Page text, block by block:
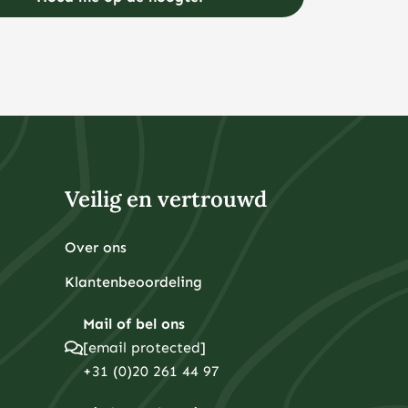
Veilig en vertrouwd
Over ons
Klantenbeoordeling
Mail of bel ons
[email protected]
+31 (0)20 261 44 97